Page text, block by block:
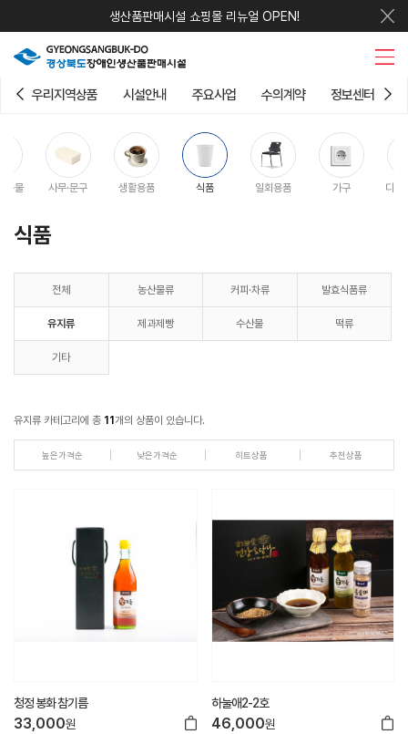
생산품판매시설 쇼핑몰 리뉴얼 OPEN!
우리지역상품 시설안내 주요사업 수의계약 정보센터
촉물 사무·문구 생활용품 식품 일회용품 가구 디지
식품
전체 농산물류 커피·차류 발효식품류
유지류 제과제빵 수산물 떡류
기타
유지류 카테고리에 총 11 개의 상품이 있습니다.
높은가격순 낮은가격순 히트상품 추천상품
청정 봉화 참기름
33,000원
하눌애2-2호
46,000원